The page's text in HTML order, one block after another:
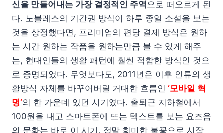
신을 만들어내는 가장 결정적인 주역 으로 떠오르게 된
다. 노블레스의 기간권 방식이 하루 종일 소설을 보는
것을 상정했다면, 프리미엄의 편당 결제 방식은 원하
는 시간 원하는 작품을 원하는만큼 볼 수 있게 해주
는, 현대인들의 생활 패턴에 훨씬 적합한 방식인 것으
로 증명되었다. 무엇보다도, 2011년은 이후 인류의 생
활방식 자체를 바꾸어버릴 거대한 흐름인 ‘모바일 혁
명’의 한 가운데 있던 시기였다. 출퇴근 지하철에서
100원을 내고 스마트폰에 뜨는 텍스트를 보는 요즈음
의 문화는 바로 이 시기, 정말 희미한 불꽃으로 시작